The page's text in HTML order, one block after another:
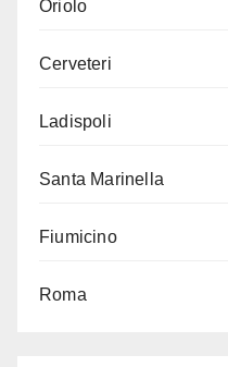
Oriolo
Cerveteri
Ladispoli
Santa Marinella
Fiumicino
Roma